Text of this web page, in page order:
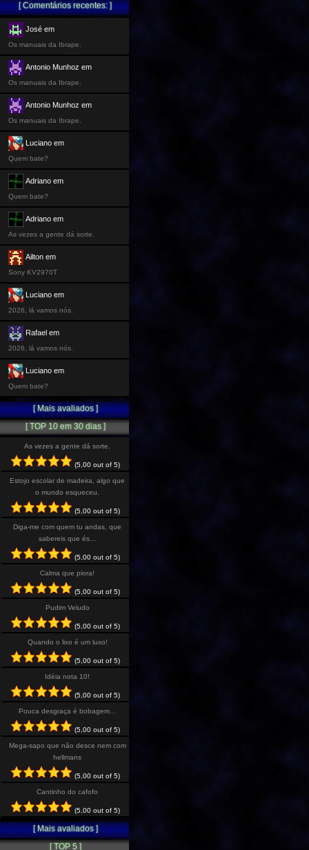
[ Comentários recentes: ]
José em
Os manuais da Ibrape.
Antonio Munhoz em
Os manuais da Ibrape.
Antonio Munhoz em
Os manuais da Ibrape.
Luciano em
Quem bate?
Adriano em
Quem bate?
Adriano em
As vezes a gente dá sorte.
Ailton em
Sony KV2970T
Luciano em
2026, lá vamos nós.
Rafael em
2026, lá vamos nós.
Luciano em
Quem bate?
[ Mais avaliados ]
[ TOP 10 em 30 dias ]
As vezes a gente dá sorte.
(5,00 out of 5)
Estojo escolar de madeira, algo que
o mundo esqueceu.
(5,00 out of 5)
Diga-me com quem tu andas, que
sabereis que és…
(5,00 out of 5)
Calma que piora!
(5,00 out of 5)
Pudim Veludo
(5,00 out of 5)
Quando o lixo é um luxo!
(5,00 out of 5)
Idéia nota 10!
(5,00 out of 5)
Pouca desgraça é bobagem…
(5,00 out of 5)
Mega-sapo que não desce nem com
hellmans
(5,00 out of 5)
Cantinho do cafofo
(5,00 out of 5)
[ Mais avaliados ]
[ TOP 5 ]